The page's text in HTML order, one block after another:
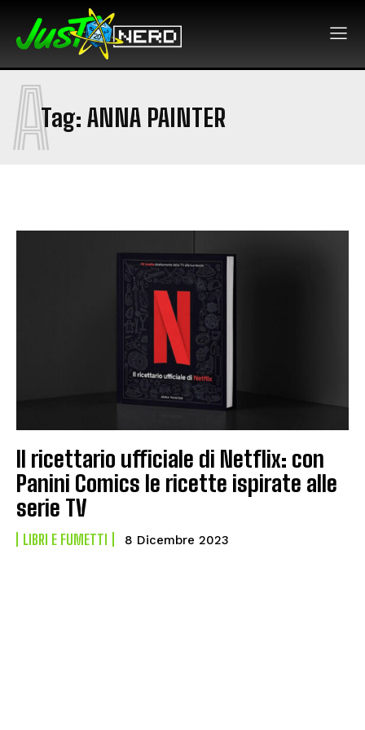
Tag: ANNA PAINTER
A
Il ricettario ufficiale di Netflix: con
Panini Comics le ricette ispirate alle
serie TV
LIBRI E FUMETTI 8 Dicembre 2023